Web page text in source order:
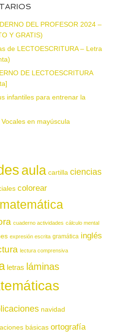
DEL PROFESOR 2024 –
Y GRATIS)
de LECTOESCRITURA – Letra
DE LECTOESCRITURA
infantiles para entrenar la
en mayúscula
aula cartilla ciencias
colorear
cuaderno actividades cálculo mental
expresión escrita gramática inglés
lectura comprensiva
letras láminas
navidad
básicas ortografía